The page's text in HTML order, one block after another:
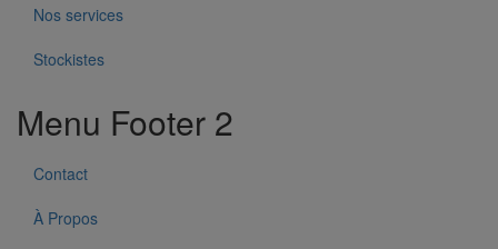
Nos services
Stockistes
Menu Footer 2
Contact
À Propos